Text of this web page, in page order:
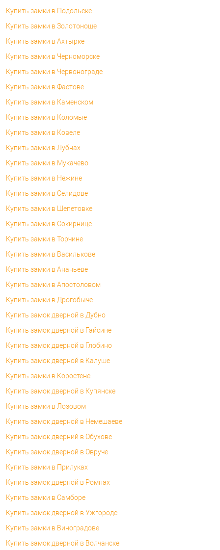
Купить замки в Подольске
Купить замки в Золотоноше
Купить замки в Ахтырке
Купить замки в Черноморске
Купить замки в Червонограде
Купить замки в Фастове
Купить замки в Каменском
Купить замки в Коломые
Купить замки в Ковеле
Купить замки в Лубнах
Купить замки в Мукачево
Купить замки в Нежине
Купить замки в Селидове
Купить замки в Шепетовке
Купить замки в Сокирнице
Купить замки в Торчине
Купить замки в Василькове
Купить замки в Ананьеве
Купить замки в Апостоловом
Купить замки в Дрогобыче
Купить замок дверной в Дубно
Купить замок дверной в Гайсине
Купить замок дверной в Глобино
Купить замок дверной в Калуше
Купить замки в Коростене
Купить замок дверной в Купянске
Купить замки в Лозовом
Купить замок дверной в Немешаеве
Купить замок дверний в Обухове
Купить замок дверной в Овруче
Купить замки в Прилуках
Купить замок дверной в Ромнах
Купить замки в Самборе
Купить замок дверной в Ужгороде
Купить замки в Виноградове
Купить замок дверной в Волчанске